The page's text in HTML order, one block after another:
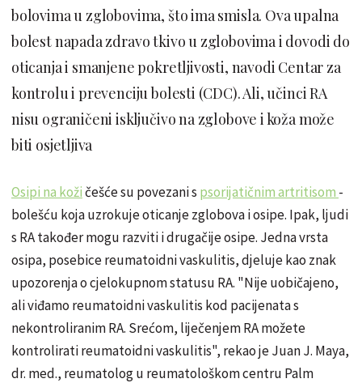
bolovima u zglobovima, što ima smisla. Ova upalna
bolest napada zdravo tkivo u zglobovima i dovodi do
oticanja i smanjene pokretljivosti, navodi Centar za
kontrolu i prevenciju bolesti (CDC). Ali, učinci RA
nisu ograničeni isključivo na zglobove i koža može
biti osjetljiva
Osipi na kožičešće su povezani s psorijatičnim artritisom -
bolešću koja uzrokuje oticanje zglobova i osipe. Ipak, ljudi
s RA također mogu razviti i drugačije osipe. Jedna vrsta
osipa, posebice reumatoidni vaskulitis, djeluje kao znak
upozorenja o cjelokupnom statusu RA. "Nije uobičajeno,
ali viđamo reumatoidni vaskulitis kod pacijenata s
nekontroliranim RA. Srećom, liječenjem RA možete
kontrolirati reumatoidni vaskulitis", rekao je Juan J. Maya,
dr. med., reumatolog u reumatološkom centru Palm